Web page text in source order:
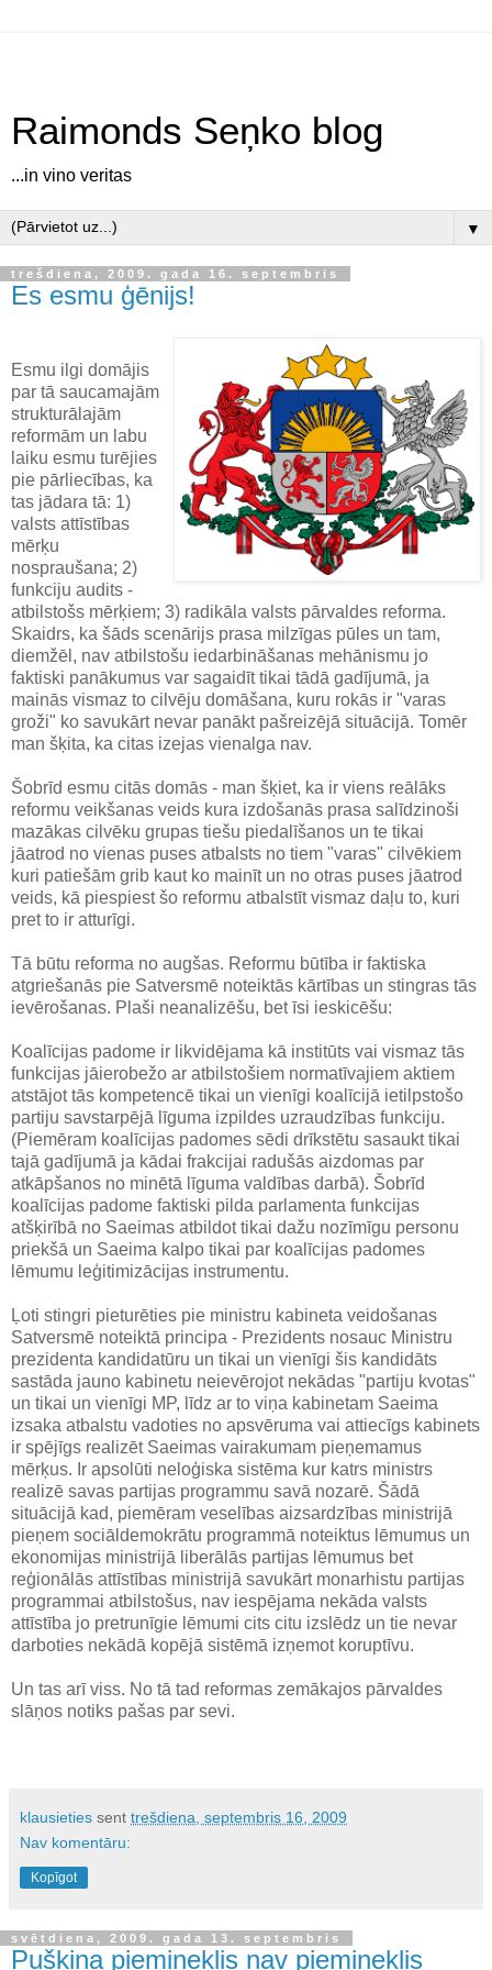
Raimonds Seņko blog
...in vino veritas
▼
trešdiena, 2009. gada 16. septembris
Es esmu ģēnijs!
Esmu ilgi domājis
par tā saucamajām
strukturālajām
reformām un labu
laiku esmu turējies
pie pārliecības, ka
tas jādara tā: 1)
valsts attīstības
mērķu
nospraušana; 2)
funkciju audits -
atbilstošs mērķiem; 3) radikāla valsts pārvaldes reforma.
Skaidrs, ka šāds scenārijs prasa milzīgas pūles un tam,
diemžēl, nav atbilstošu iedarbināšanas mehānismu jo
faktiski panākumus var sagaidīt tikai tādā gadījumā, ja
mainās vismaz to cilvēju domāšana, kuru rokās ir "varas
groži" ko savukārt nevar panākt pašreizējā situācijā. Tomēr
man šķita, ka citas izejas vienalga nav.
Šobrīd esmu citās domās - man šķiet, ka ir viens reālāks
reformu veikšanas veids kura izdošanās prasa salīdzinoši
mazākas cilvēku grupas tiešu piedalīšanos un te tikai
jāatrod no vienas puses atbalsts no tiem "varas" cilvēkiem
kuri patiešām grib kaut ko mainīt un no otras puses jāatrod
veids, kā piespiest šo reformu atbalstīt vismaz daļu to, kuri
pret to ir atturīgi.
Tā būtu reforma no augšas. Reformu būtība ir faktiska
atgriešanās pie Satversmē noteiktās kārtības un stingras tās
ievērošanas. Plaši neanalizēšu, bet īsi ieskicēšu:
Koalīcijas padome ir likvidējama kā institūts vai vismaz tās
funkcijas jāierobežo ar atbilstošiem normatīvajiem aktiem
atstājot tās kompetencē tikai un vienīgi koalīcijā ietilpstošo
partiju savstarpējā līguma izpildes uzraudzības funkciju.
(Piemēram koalīcijas padomes sēdi drīkstētu sasaukt tikai
tajā gadījumā ja kādai frakcijai radušās aizdomas par
atkāpšanos no minētā līguma valdības darbā). Šobrīd
koalīcijas padome faktiski pilda parlamenta funkcijas
atšķirībā no Saeimas atbildot tikai dažu nozīmīgu personu
priekšā un Saeima kalpo tikai par koalīcijas padomes
lēmumu leģitimizācijas instrumentu.
Ļoti stingri pieturēties pie ministru kabineta veidošanas
Satversmē noteiktā principa - Prezidents nosauc Ministru
prezidenta kandidatūru un tikai un vienīgi šis kandidāts
sastāda jauno kabinetu neievērojot nekādas "partiju kvotas"
un tikai un vienīgi MP, līdz ar to viņa kabinetam Saeima
izsaka atbalstu vadoties no apsvēruma vai attiecīgs kabinets
ir spējīgs realizēt Saeimas vairakumam pieņemamus
mērķus. Ir apsolūti neloģiska sistēma kur katrs ministrs
realizē savas partijas programmu savā nozarē. Šādā
situācijā kad, piemēram veselības aizsardzības ministrijā
pieņem sociāldemokrātu programmā noteiktus lēmumus un
ekonomijas ministrijā liberālās partijas lēmumus bet
reģionālās attīstības ministrijā savukārt monarhistu partijas
programmai atbilstošus, nav iespējama nekāda valsts
attīstība jo pretrunīgie lēmumi cits citu izslēdz un tie nevar
darboties nekādā kopējā sistēmā izņemot koruptīvu.
Un tas arī viss. No tā tad reformas zemākajos pārvaldes
slāņos notiks pašas par sevi.
klausieties sent trešdiena, septembris 16, 2009
Nav komentāru:
Kopīgot
svētdiena, 2009. gada 13. septembris
Puškina piemineklis nav piemineklis